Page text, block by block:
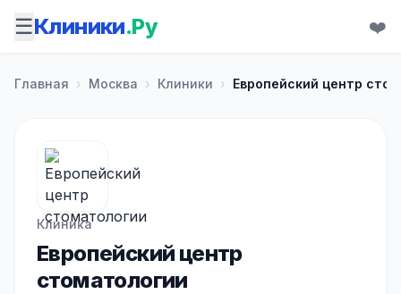
☰Клиники.Ру ❤️
Главная › Москва › Клиники › Европейский центр
Клиника
Европейский центр
стоматологии